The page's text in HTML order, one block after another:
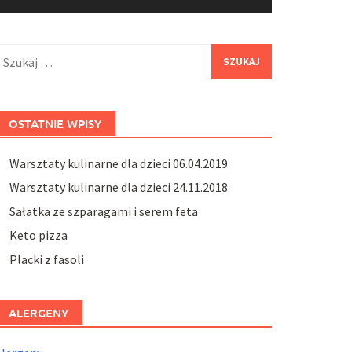
OSTATNIE WPISY
Warsztaty kulinarne dla dzieci 06.04.2019
Warsztaty kulinarne dla dzieci 24.11.2018
Sałatka ze szparagami i serem feta
Keto pizza
Placki z fasoli
ALERGENY